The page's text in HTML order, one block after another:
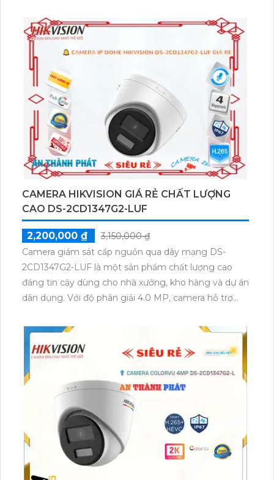
CAMERA HIKVISION GIÁ RẺ CHẤT LƯỢNG
CAO DS-2CD1347G2-LUF
2,200,000 ₫
3,150,000 ₫
Camera giám sát cấp nguồn qua dây mạng DS-
2CD1347G2-LUF là một sản phẩm chất lượng cao
đáng tin cậy dùng cho nhà xưởng, kho hàng và dự án
dân dụng. Với độ phân giải 4.0 MP, camera hỗ trợ
kính 30m. Sử dụng công nghệ mới IP POE, việc cấp
nguồn cho camera trở nên dễ dàng và tiện lợi.
Camera được thiết kế với chất liệu kim loại và hồng
ngoại SMD, mang lại chất lượng hình ảnh sắc nét và
độ bền cao. Ngoài ra, camera còn tích hợp chức năng
thu âm, cho phép người dùng nghe và ghi âm các
âm thanh ngay cả trong môi trường ồn ào.